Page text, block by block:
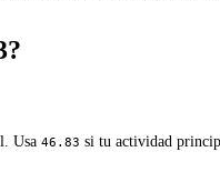
Usa 46.83 si tu actividad